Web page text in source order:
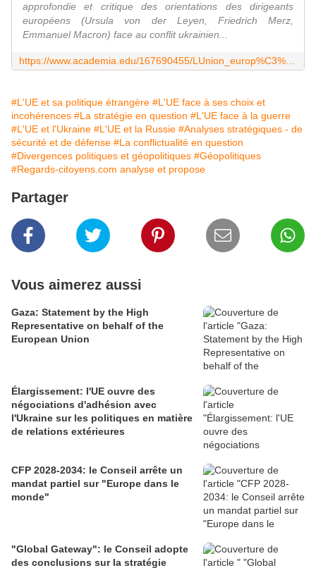
approfondie et critique des orientations des dirigeants
européens (Ursula von der Leyen, Friedrich Merz,
Emmanuel Macron) face au conflit ukrainien...
#L'UE et sa politique étrangère #L'UE face à ses choix et
incohérences #La stratégie en question #L'UE face à la guerre
#L'UE et l'Ukraine #L'UE et la Russie #Analyses stratégiques - de
sécurité et de défense #La conflictualité en question
#Divergences politiques et géopolitiques #Géopolitiques
#Regards-citoyens.com analyse et propose
Partager
Vous aimerez aussi
Gaza: Statement by the High
Representative on behalf of the
European Union
Élargissement: l'UE ouvre des
négociations d'adhésion avec
l'Ukraine sur les politiques en matière
de relations extérieures
CFP 2028-2034: le Conseil arrête un
mandat partiel sur "Europe dans le
monde"
"Global Gateway": le Conseil adopte
des conclusions sur la stratégie